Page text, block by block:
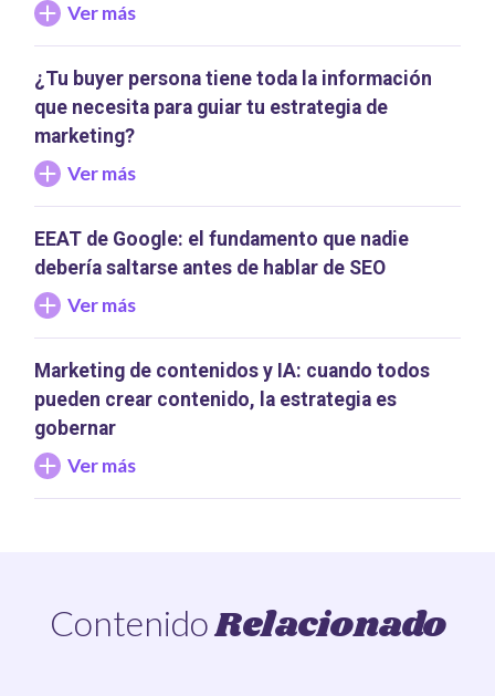
Ver más
¿Tu buyer persona tiene toda la información
que necesita para guiar tu estrategia de
marketing?
Ver más
EEAT de Google: el fundamento que nadie
debería saltarse antes de hablar de SEO
Ver más
Marketing de contenidos y IA: cuando todos
pueden crear contenido, la estrategia es
gobernar
Ver más
ContenidoRelacionado